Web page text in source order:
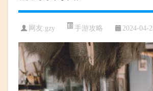
网友:gzy 手游攻略 2024-04-